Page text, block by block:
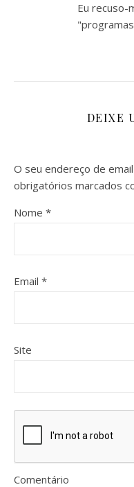
Eu recuso-
DEIXE
O seu endereço de
obrigatórios marcados
Nome *
Email *
Site
Comentário